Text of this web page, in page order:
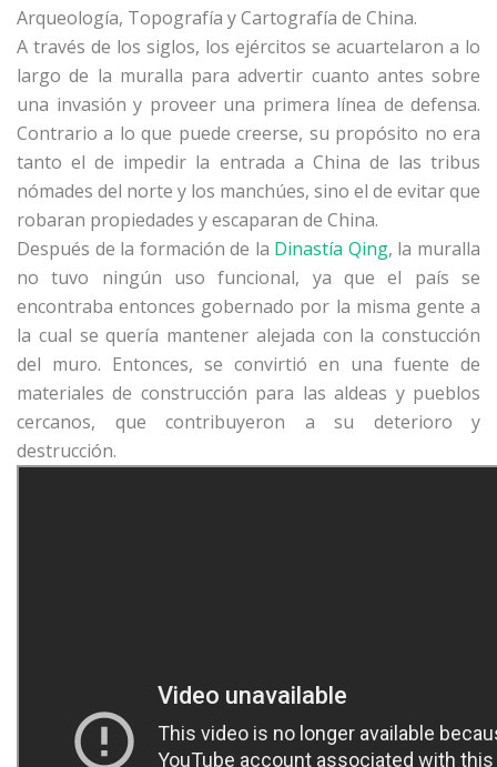
Arqueología, Topografía y Cartografía de China.
A través de los siglos, los ejércitos se acuartelaron a lo
largo de la muralla para advertir cuanto antes sobre
una invasión y proveer una primera línea de defensa.
Contrario a lo que puede creerse, su propósito no era
tanto el de impedir la entrada a China de las tribus
nómades del norte y los manchúes, sino el de evitar que
robaran propiedades y escaparan de China.
Después de la formación de la Dinastía Qing, la muralla
no tuvo ningún uso funcional, ya que el país se
encontraba entonces gobernado por la misma gente a
la cual se quería mantener alejada con la constucción
del muro. Entonces, se convirtió en una fuente de
materiales de construcción para las aldeas y pueblos
cercanos, que contribuyeron a su deterioro y
destrucción.